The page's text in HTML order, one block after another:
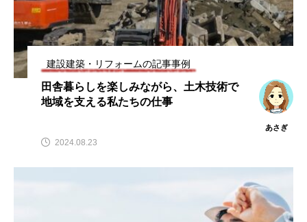
建設建築・リフォームの記事事例
田舎暮らしを楽しみながら、土木技術で
地域を支える私たちの仕事
あさぎ
2024.08.23